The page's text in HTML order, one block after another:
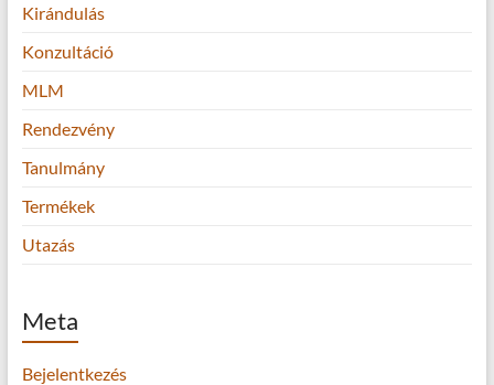
Kirándulás
Konzultáció
MLM
Rendezvény
Tanulmány
Termékek
Utazás
Meta
Bejelentkezés